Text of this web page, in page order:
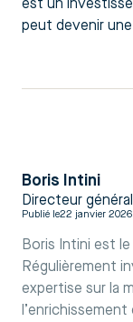
est un
peut devenir
Boris Intini
Directeur
Publié le22 janvier 2026
Boris Intini est
Régulièrement
expertise sur la